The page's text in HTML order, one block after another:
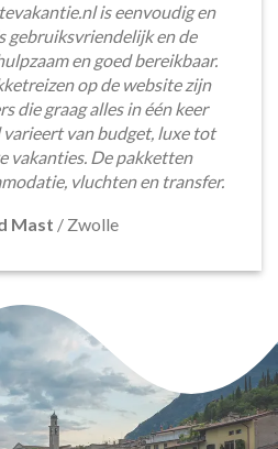
is eenvoudig en
gebruiksvriendelijk en de
en goed bereikbaar.
op de website zijn
die graag alles in één keer
varieert van budget, luxe tot
vakanties. De pakketten
vluchten en transfer.
Mast / Zwolle